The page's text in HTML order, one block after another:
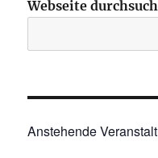
Webseite
Anstehende